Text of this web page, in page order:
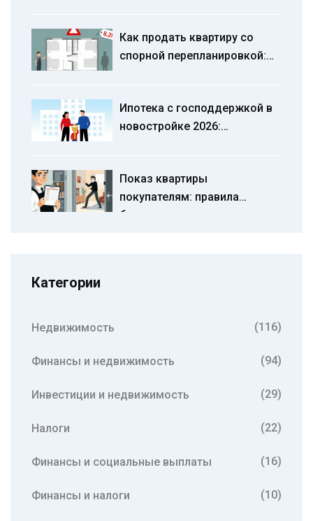
Как продать квартиру со
спорной перепланировкой:
Ипотека с господдержкой в
новостройке 2026:
Показ квартиры
покупателям: правила
безопасности для продавца
Категории
Недвижимость (116)
Финансы и недвижимость (94)
Инвестиции и недвижимость (29)
Налоги (22)
Финансы и социальные выплаты (16)
Финансы и налоги (10)